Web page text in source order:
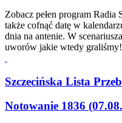
Zobacz pełen program Radia
także cofnąć datę w
dnia na antenie. W
uworów jakie wtedy graliśmy!
Szczecińska Lista
Notowanie 1836